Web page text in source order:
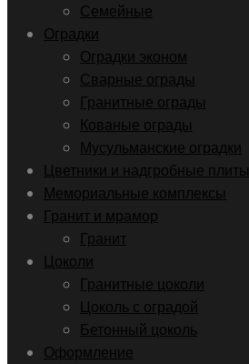
Семейные
Оградки
Оградки эконом
Сварные ограды
Гранитные ограды
Кованые ограды
Мусульманские оградки
Цветники и надгробные плиты
Мемориальные комплексы
Гранит и мрамор
Гранит
Цоколи
Гранитные цоколи
Цоколь с оградой
Бетонный цоколь
Оформление